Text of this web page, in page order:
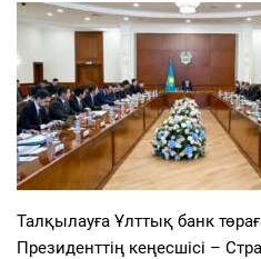
Талқылауға Ұлттық банк
Президенттің кеңесшісі –